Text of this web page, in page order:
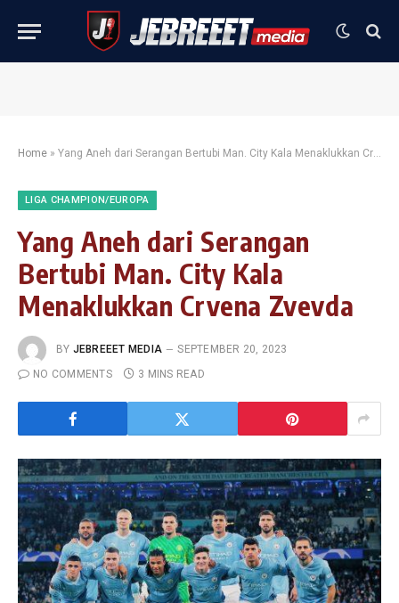
Home » Yang Aneh dari Serangan Bertubi Man. City Kala Menaklukkan Crvena Zvevda
LIGA CHAMPION/EUROPA
Yang Aneh dari Serangan
Bertubi Man. City Kala
Menaklukkan Crvena Zvevda
BY JEBREEET MEDIA
SEPTEMBER 20, 2023
NO COMMENTS
3 MINS READ